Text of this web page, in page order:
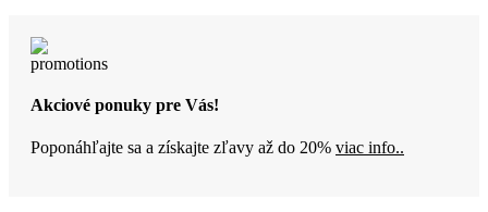
Akciové ponuky pre Vás!
Poponáhľajte sa a získajte zľavy až do 20% viac info..